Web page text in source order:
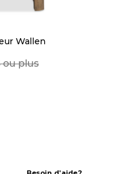
Wallen
ou plus